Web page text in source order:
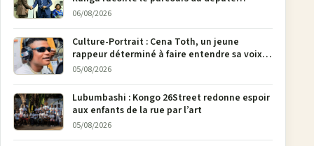
national Jethro Muyombi Tshimbu en 137
06/08/2026
Culture-Portrait : Cena Toth, un jeune
rappeur déterminé à faire entendre sa voix à
Bunia
05/08/2026
Lubumbashi : Kongo 26Street redonne espoir
aux enfants de la rue par l’art
05/08/2026